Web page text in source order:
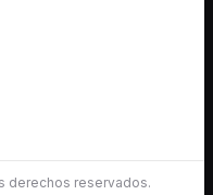
derechos reservados.